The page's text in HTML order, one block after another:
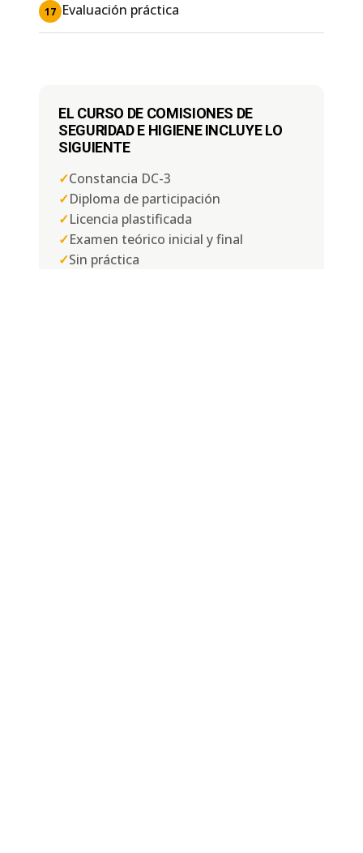
17 Evaluación práctica
EL CURSO DE COMISIONES DE
SEGURIDAD E HIGIENE INCLUYE LO
SIGUIENTE
✓Constancia DC-3
✓Diploma de participación
✓Licencia plastificada
✓Examen teórico inicial y final
✓Sin práctica